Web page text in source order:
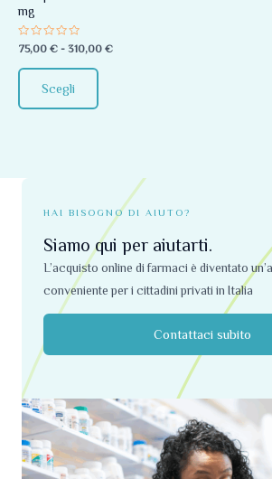
mg
Valutato
0
su
5
75,00 € - 310,00 €
Scegli
scelte
del
HAI BISOGNO DI AIUTO?
Siamo qui per aiutarti.
L’acquisto online di farmaci è diventato
conveniente per i cittadini privati ​​in Italia
Contattaci subito